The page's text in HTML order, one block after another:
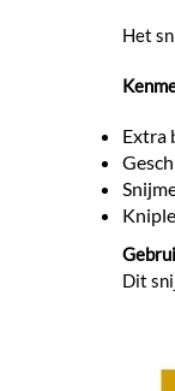
Het
Extra
Dit